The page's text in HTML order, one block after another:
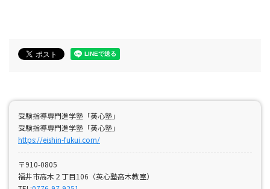
受験指導専門進学塾「英心塾」
受験指導専門進学塾「英心塾」
https://eishin-fukui.com/
〒910-0805
福井市高木２丁目106（英心塾高木教室）